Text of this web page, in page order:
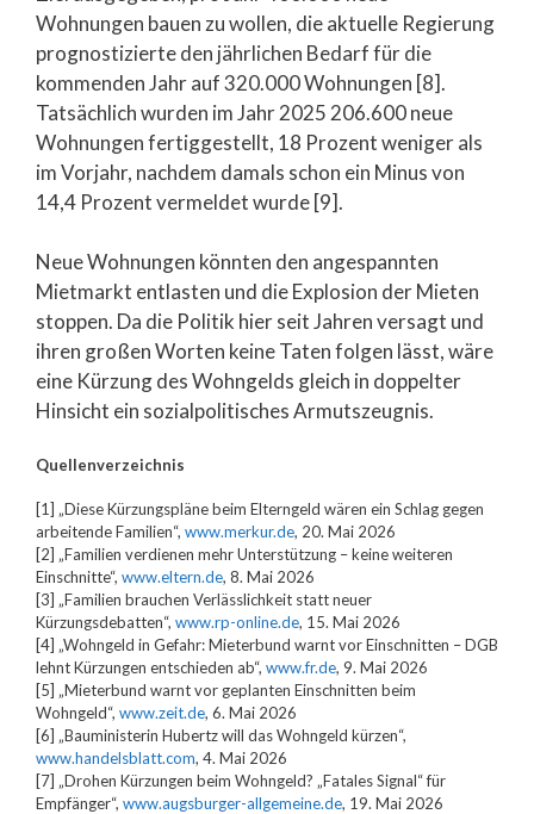
Wohnungen bauen zu wollen, die aktuelle Regierung
prognostizierte den jährlichen Bedarf für die
kommenden Jahr auf 320.000 Wohnungen [8].
Tatsächlich wurden im Jahr 2025 206.600 neue
Wohnungen fertiggestellt, 18 Prozent weniger als
im Vorjahr, nachdem damals schon ein Minus von
14,4 Prozent vermeldet wurde [9].
Neue Wohnungen könnten den angespannten
Mietmarkt entlasten und die Explosion der Mieten
stoppen. Da die Politik hier seit Jahren versagt und
ihren großen Worten keine Taten folgen lässt, wäre
eine Kürzung des Wohngelds gleich in doppelter
Hinsicht ein sozialpolitisches Armutszeugnis.
Quellenverzeichnis
[1] „Diese Kürzungspläne beim Elterngeld wären ein Schlag gegen
arbeitende Familien“, www.merkur.de, 20. Mai 2026
[2] „Familien verdienen mehr Unterstützung – keine weiteren
Einschnitte“, www.eltern.de, 8. Mai 2026
[3] „Familien brauchen Verlässlichkeit statt neuer
Kürzungsdebatten“, www.rp-online.de, 15. Mai 2026
[4] „Wohngeld in Gefahr: Mieterbund warnt vor Einschnitten – DGB
lehnt Kürzungen entschieden ab“, www.fr.de, 9. Mai 2026
[5] „Mieterbund warnt vor geplanten Einschnitten beim
Wohngeld“, www.zeit.de, 6. Mai 2026
[6] „Bauministerin Hubertz will das Wohngeld kürzen“,
www.handelsblatt.com, 4. Mai 2026
[7] „Drohen Kürzungen beim Wohngeld? „Fatales Signal“ für
Empfänger“, www.augsburger-allgemeine.de, 19. Mai 2026